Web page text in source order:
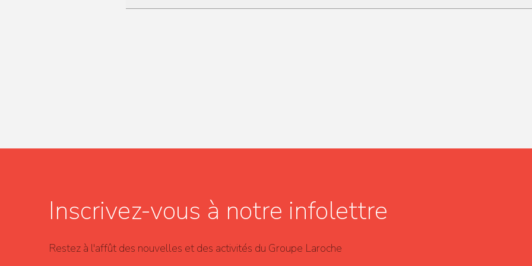
Inscrivez-vous à notre infolettre
Restez à l'affût des nouvelles et des activités du Groupe Laroche